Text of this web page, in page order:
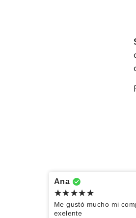
Ana
Me gustó mucho mi
exelente